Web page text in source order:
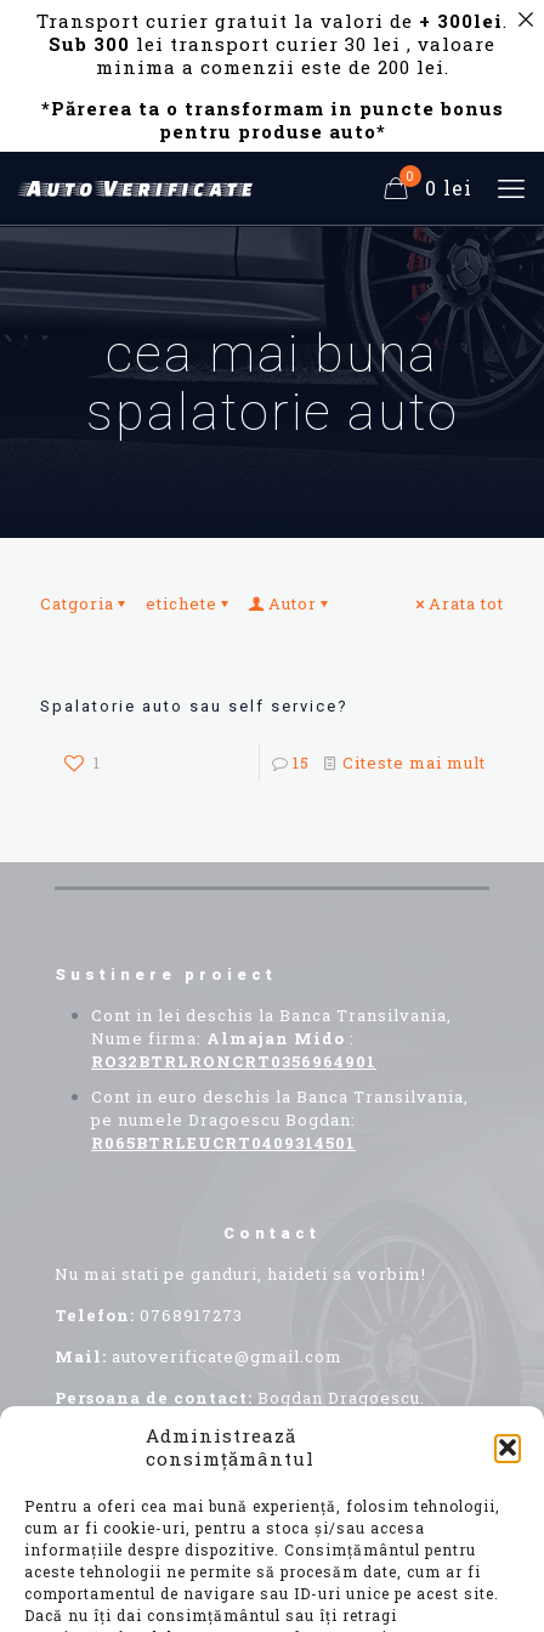
Transport curier gratuit la valori de + 300lei.
Sub 300 lei transport curier 30 lei , valoare
minima a comenzii este de 200 lei.
*Părerea ta o transformam in puncte bonus
pentru produse auto*
Administrează
consimțământul
Pentru a oferi cea mai bună experiență, folosim tehnologii,
cum ar fi cookie-uri, pentru a stoca și/sau accesa
informațiile despre dispozitive. Consimțământul pentru
aceste tehnologii ne permite să procesăm date, cum ar fi
comportamentul de navigare sau ID-uri unice pe acest site.
Dacă nu îți dai consimțământul sau îți retragi
0 0 lei
cea mai buna
spalatorie auto
Catgoria etichete Autor Arata tot
Spalatorie auto sau self service?
1 15 Citeste mai mult
Sustinere proiect
Cont in lei deschis la Banca Transilvania,
Nume firma: Almajan Mido :
RO32BTRLRONCRT0356964901
Cont in euro deschis la Banca Transilvania,
pe numele Dragoescu Bogdan:
R065BTRLEUCRT0409314501
Contact
Nu mai stati pe ganduri, haideti sa vorbim!
Telefon: 0768917273
Mail: autoverificate@gmail.com
Persoana de contact: Bogdan Dragoescu.
Achiziționarea unui autoturism second hand, este
o decizie importantă, care implică nu doar o